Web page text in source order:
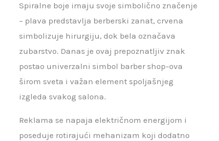
Spiralne boje imaju svoje simbolično značenje
– plava predstavlja berberski zanat, crvena
simbolizuje hirurgiju, dok bela označava
zubarstvo. Danas je ovaj prepoznatljiv znak
postao univerzalni simbol barber shop-ova
širom sveta i važan element spoljašnjeg
izgleda svakog salona.
Reklama se napaja električnom energijom i
poseduje rotirajući mehanizam koji dodatno